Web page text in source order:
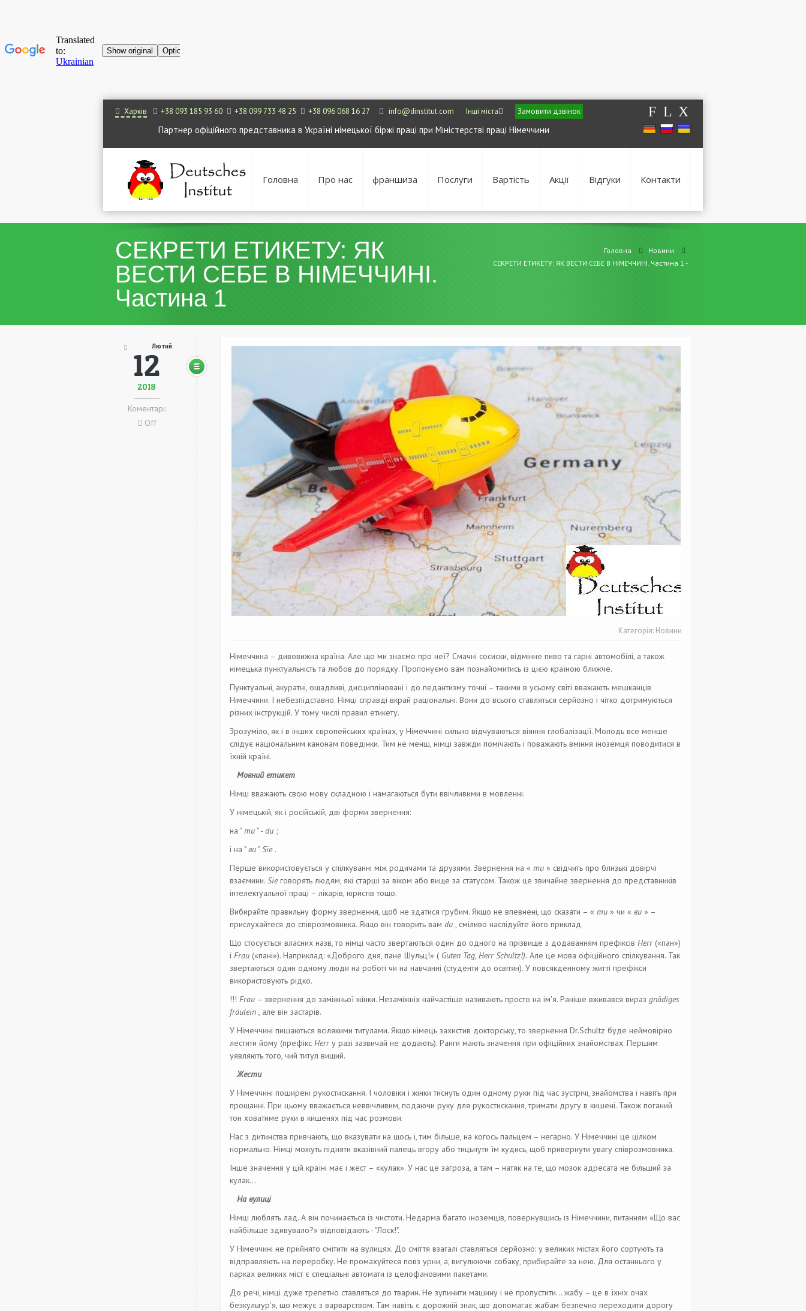
F L X
Харків +38 093 185 93 60 +38 099 733 48 25 +38 096 068 16 27 info@dinstitut.com Інші міста Замовити дзвінок
Партнер офіційного представника в Україні німецької біржі праці при Міністерстві праці Німеччини
Головна Про нас франшиза Послуги Вартість Акції Відгуки Контакти
СЕКРЕТИ ЕТИКЕТУ: ЯК
ВЕСТИ СЕБЕ В НІМЕЧЧИНІ.
Частина 1
Головна
Новини
СЕКРЕТИ ЕТИКЕТУ: ЯК ВЕСТИ СЕБЕ В НІМЕЧЧИНІ. Частина 1 -
12
Лютий
2018
Коментарі:
Off
Категорія: Новини
Німеччина – дивовижна країна. Але що ми знаємо про неї? Смачні сосиски, відмінне пиво та гарні автомобілі, а також
німецька пунктуальність та любов до порядку. Пропонуємо вам познайомитись із цією країною ближче.
Пунктуальні, акуратні, ощадливі, дисципліновані і до педантизму точні – такими в усьому світі вважають мешканців
Німеччини. І небезпідставно. Німці справді вкрай раціональні. Вони до всього ставляться серйозно і чітко дотримуються
різних інструкцій. У тому числі правил етикету.
Зрозуміло, як і в інших європейських країнах, у Німеччині сильно відчуваються віяння глобалізації. Молодь все менше
слідує національним канонам поведінки. Тим не менш, німці завжди помічають і поважають вміння іноземця поводитися в
їхній країні.
Мовний етикет
Німці вважають свою мову складною і намагаються бути ввічливими в мовленні.
У німецькій, як і російській, дві форми звернення:
на "ти " - du ;
і на "ви "Sie.
Перше використовується у спілкуванні між родичами та друзями. Звернення на « ти » свідчить про близькі довірчі
взаємини. Sieговорять людям, які старші за віком або вище за статусом. Також це звичайне звернення до представників
інтелектуальної праці – лікарів, юристів тощо.
Вибирайте правильну форму звернення, щоб не здатися грубим. Якщо не впевнені, що сказати – « ти » чи « ви » –
прислухайтеся до співрозмовника. Якщо він говорить вам du , сміливо наслідуйте його приклад.
Що стосується власних назв, то німці часто звертаються один до одного на прізвище з додаванням префіксів Herr(«пан»)
і Frau («пані»). Наприклад: «Доброго дня, пане Шульц!» ( Guten Tag, Herr Schultz!). Але це мова офіційного спілкування. Так
звертаються один одному люди на роботі чи на навчанні (студенти до освітян). У повсякденному житті префікси
використовують рідко.
!!! Frau – звернення до заміжньої жінки. Незаміжніх найчастіше називають просто на ім'я. Раніше вживався вираз gnädiges
fräulein , але він застарів.
У Німеччині пишаються всілякими титулами. Якщо німець захистив докторську, то звернення Dr.Schultz буде неймовірно
лестити йому (префікс Herrу разі зазвичай не додають). Ранги мають значення при офіційних знайомствах. Першим
уявляють того, чий титул вищий.
Жести
У Німеччині поширені рукостискання. І чоловіки і жінки тиснуть один одному руки під час зустрічі, знайомства і навіть при
прощанні. При цьому вважається неввічливим, подаючи руку для рукостискання, тримати другу в кишені. Також поганий
тон ховатиме руки в кишенях під час розмови.
Нас з дитинства привчають, що вказувати на щось і, тим більше, на когось пальцем – негарно. У Німеччині це цілком
нормально. Німці можуть підняти вказівний палець вгору або тицьнути їм кудись, щоб привернути увагу співрозмовника.
Інше значення у цій країні має і жест – «кулак». У нас це загроза, а там – натяк на те, що мозок адресата не більший за
кулак…
На вулиці
Німці люблять лад. А він починається із чистоти. Недарма багато іноземців, повернувшись із Німеччини, питанням «Що вас
найбільше здивувало?» відповідають - "Лоск!".
У Німеччині не прийнято смітити на вулицях. До сміття взагалі ставляться серйозно: у великих містах його сортують та
відправляють на переробку. Не промахуйтеся повз урни, а, вигулюючи собаку, прибирайте за нею. Для останнього у
парках великих міст є спеціальні автомати із целофановими пакетами.
До речі, німці дуже трепетно ​​ставляться до тварин. Не зупинити машину і не пропустити… жабу – це в їхніх очах
безкультур'я, що межує з варварством. Там навіть є дорожній знак, що допомагає жабам безпечно переходити дорогу